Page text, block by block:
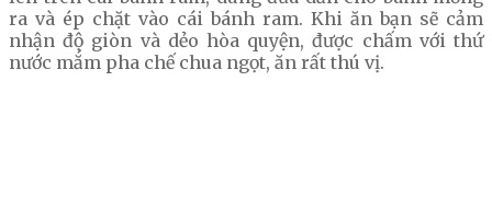
ra và ép chặt vào cái bánh ram. Khi ăn bạn sẽ cảm
nhận độ giòn và dẻo hòa quyện, được chấm với thứ
nước mắm pha chế chua ngọt, ăn rất thú vị.